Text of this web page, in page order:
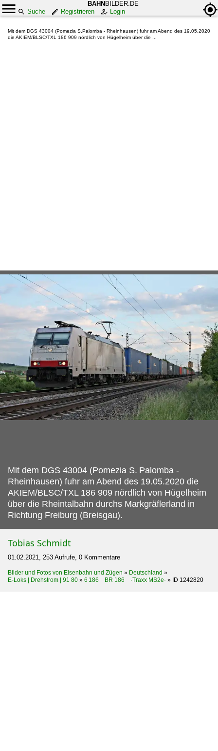
BAHN BILDER.DE
Suche
Registrieren Login
Mit dem DGS 43004 (Pomezia S.Palomba - Rheinhausen) fuhr am Abend des 19.05.2020
die AKIEM/BLSC/TXL 186 909 nördlich von Hügelheim über die ...
Mit dem DGS 43004 (Pomezia S. Palomba -
Rheinhausen) fuhr am Abend des 19.05.2020 die
AKIEM/BLSC/TXL 186 909 nördlich von Hügelheim
über die Rheintalbahn durchs Markgräflerland in
Richtung Freiburg (Breisgau).
Tobias Schmidt
01.02.2021, 253 Aufrufe, 0 Kommentare
Bilder und Fotos von Eisenbahn und Zügen » Deutschland »
E-Loks | Drehstrom | 91 80 » 6 186 BR 186 ·Traxx MS2e· » ID 1242820